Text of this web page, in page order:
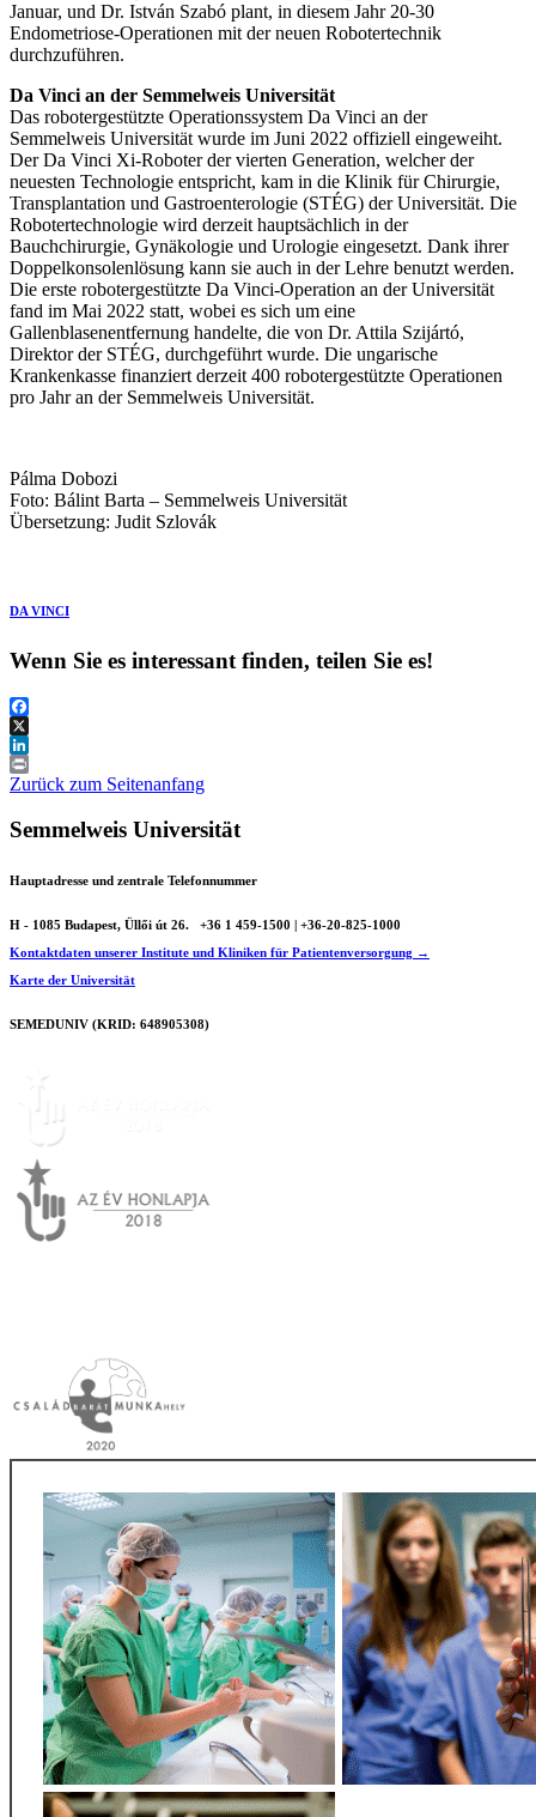
Januar, und Dr. István Szabó plant, in diesem Jahr 20-30
Endometriose-Operationen mit der neuen Robotertechnik
durchzuführen.
Da Vinci an der Semmelweis Universität
Das robotergestützte Operationssystem Da Vinci an der
Semmelweis Universität wurde im Juni 2022 offiziell eingeweiht.
Der Da Vinci Xi-Roboter der vierten Generation, welcher der
neuesten Technologie entspricht, kam in die Klinik für Chirurgie,
Transplantation und Gastroenterologie (STÉG) der Universität. Die
Robotertechnologie wird derzeit hauptsächlich in der
Bauchchirurgie, Gynäkologie und Urologie eingesetzt. Dank ihrer
Doppelkonsolenlösung kann sie auch in der Lehre benutzt werden.
Die erste robotergestützte Da Vinci-Operation an der Universität
fand im Mai 2022 statt, wobei es sich um eine
Gallenblasenentfernung handelte, die von Dr. Attila Szijártó,
Direktor der STÉG, durchgeführt wurde. Die ungarische
Krankenkasse finanziert derzeit 400 robotergestützte Operationen
pro Jahr an der Semmelweis Universität.
Pálma Dobozi
Foto: Bálint Barta – Semmelweis Universität
Übersetzung: Judit Szlovák
DA VINCI
Wenn Sie es interessant finden, teilen Sie es!
Facebook
X
LinkedIn
Print
Zurück zum Seitenanfang
Semmelweis Universität
Hauptadresse und zentrale Telefonnummer
H - 1085 Budapest, Üllői út 26.
+36 1 459-1500 | +36-20-825-1000
Kontaktdaten unserer Institute und Kliniken für Patientenversorgung →
Karte der Universität
SEMEDUNIV (KRID: 648905308)